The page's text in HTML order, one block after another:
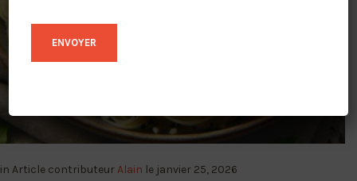
in Article contributeurAlain le janvier 25, 2026